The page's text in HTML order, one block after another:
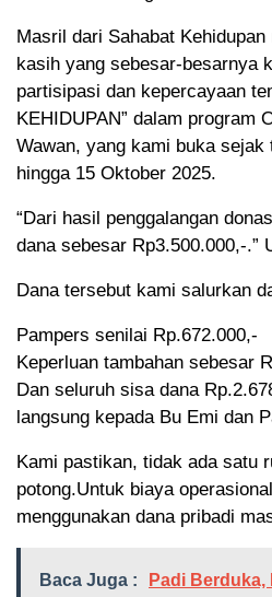
Masril dari Sahabat
kasih yang sebesar-besarnya
partisipasi dan kepercayaan
KEHIDUPAN” dalam program
Wawan, yang kami buka sejak
hingga 15 Oktober 2025.
“Dari hasil penggalangan
dana sebesar Rp3.500.000,-.”
Dana tersebut kami salurkan
Pampers senilai Rp.672.000,-
Keperluan tambahan sebesar
Dan seluruh sisa dana
langsung kepada Bu Emi dan
Kami pastikan, tidak ada satu
potong.Untuk biaya
menggunakan dana pribadi
Baca Juga :
Padi